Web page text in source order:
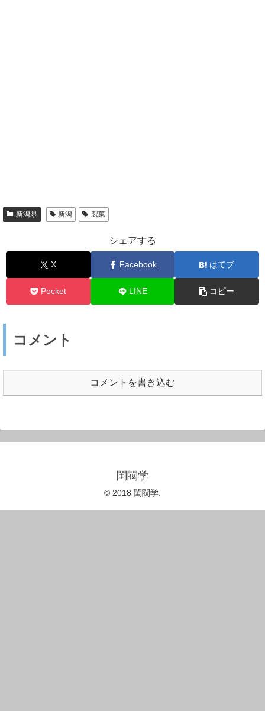
新潟県 新潟 製菓
シェアする
X Facebook はてブ
Pocket LINE コピー
コメント
コメントを書き込む
閨閥学
© 2018 閨閥学.